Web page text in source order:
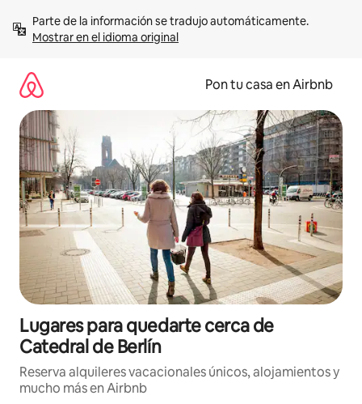
contenidoMostrar en el idioma original
Pon tu casa en Airbnb
Lugares para quedarte cerca de
Catedral de Berlín
Reserva alquileres vacacionales únicos, alojamientos y
mucho más en Airbnb